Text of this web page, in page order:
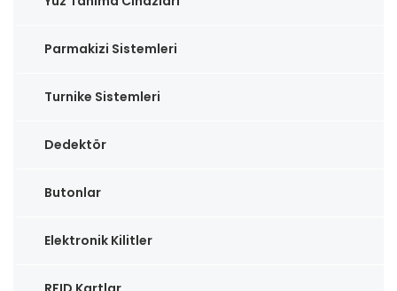
Parmakizi Sistemleri
Turnike Sistemleri
Dedektör
Butonlar
Elektronik Kilitler